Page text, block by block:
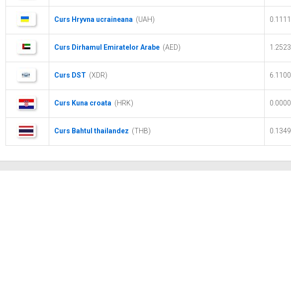
Curs Hryvna ucraineana (UAH) 0.1111
Curs Dirhamul Emiratelor Arabe (AED) 1.2523
Curs DST (XDR) 6.1100
Curs Kuna croata (HRK) 0.0000
Curs Bahtul thailandez (THB) 0.1349